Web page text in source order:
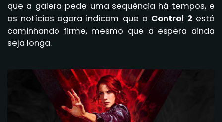
que a galera pede uma sequência há tempos, e
as notícias agora indicam que o Control 2 está
caminhando firme, mesmo que a espera ainda
seja longa.